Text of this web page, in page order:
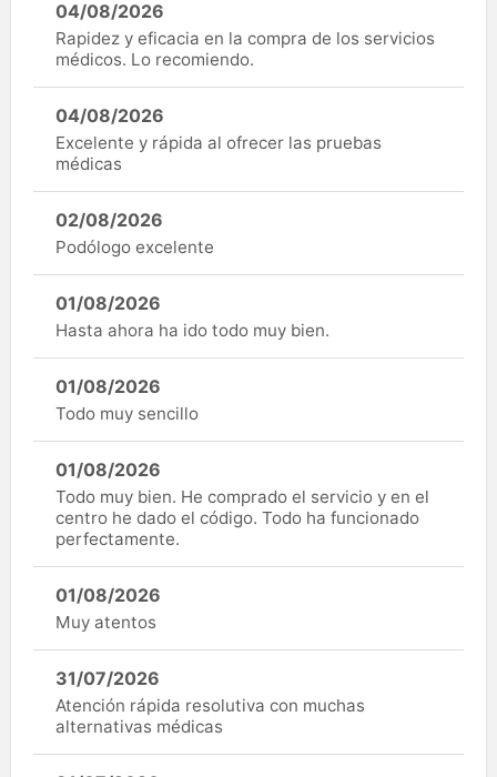
04/08/2026
Rapidez y eficacia en la compra de los servicios
médicos. Lo recomiendo.
04/08/2026
Excelente y rápida al ofrecer las pruebas
médicas
02/08/2026
Podólogo excelente
01/08/2026
Hasta ahora ha ido todo muy bien.
01/08/2026
Todo muy sencillo
01/08/2026
Todo muy bien. He comprado el servicio y en el
centro he dado el código. Todo ha funcionado
perfectamente.
01/08/2026
Muy atentos
31/07/2026
Atención rápida resolutiva con muchas
alternativas médicas